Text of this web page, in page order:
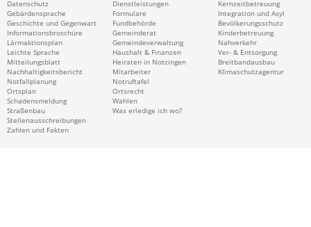
Datenschutz
Gebärdensprache
Geschichte und Gegenwart
Informationsbroschüre
Lärmaktionsplan
Leichte Sprache
Mitteilungsblatt
Nachhaltigkeitsbericht
Notfallplanung
Ortsplan
Schadensmeldung
Straßenbau
Stellenausschreibungen
Zahlen und Fakten
Dienstleistungen
Formulare
Fundbehörde
Gemeinderat
Gemeindeverwaltung
Haushalt & Finanzen
Heiraten in Notzingen
Mitarbeiter
Notruftafel
Ortsrecht
Wahlen
Was erledige ich wo?
Kernzeitbetreuung
Integration und Asyl
Bevölkerungsschutz
Kinderbetreuung
Nahverkehr
Ver- & Entsorgung
Breitbandausbau
Klimaschutzagentur